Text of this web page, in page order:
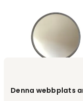
Denna webbplats